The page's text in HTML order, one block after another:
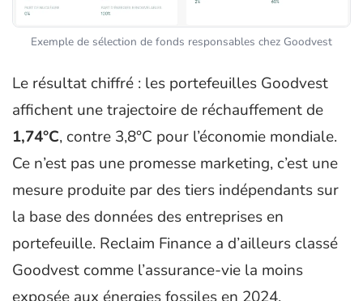
Exemple de sélection de fonds responsables chez Goodvest
Le résultat chiffré : les portefeuilles Goodvest
affichent une trajectoire de réchauffement de
1,74°C, contre 3,8°C pour l’économie mondiale.
Ce n’est pas une promesse marketing, c’est une
mesure produite par des tiers indépendants sur
la base des données des entreprises en
portefeuille. Reclaim Finance a d’ailleurs classé
Goodvest comme l’assurance-vie la moins
exposée aux énergies fossiles en 2024.